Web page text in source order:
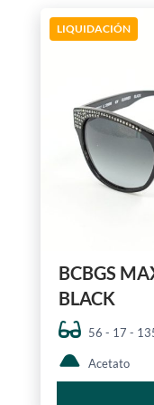
LIQUIDACIÓN
BCBGS
BLACK
56 - 17 -
Acetato